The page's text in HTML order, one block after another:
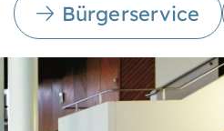
Bürgerservice